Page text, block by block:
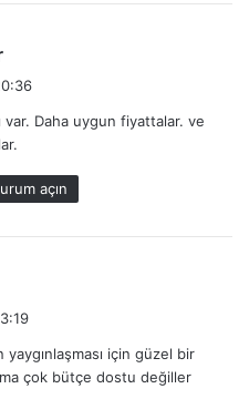
k
i
:
var. Daha uygun fiyattalar. ve
açın
yaygınlaşması için güzel bir
çok bütçe dostu değiller